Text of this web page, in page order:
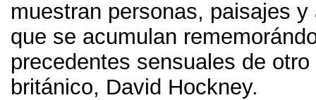
muestran personas, paisajes y
que se acumulan
precedentes sensuales de otro
británico, David Hockney.